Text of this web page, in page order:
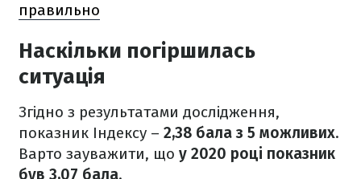
правильно
Наскільки погіршилась
ситуація
Згідно з результатами дослідження,
показник Індексу – 2,38 бала з 5 можливих.
Варто зауважити, що у 2020 році показник
був 3,07 бала.